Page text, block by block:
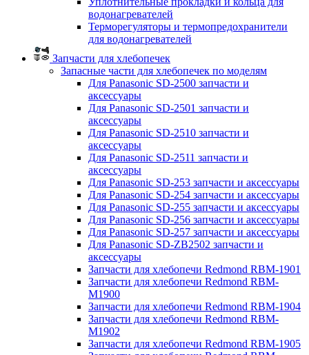
водонагревателей
Терморегуляторы и термопредохранители
для водонагревателей
Запчасти для хлебопечек
Запасные части для хлебопечек по моделям
Для Panasonic SD-2500 запчасти и
аксессуары
Для Panasonic SD-2501 запчасти и
аксессуары
Для Panasonic SD-2510 запчасти и
аксессуары
Для Panasonic SD-2511 запчасти и
аксессуары
Для Panasonic SD-253 запчасти и аксессуары
Для Panasonic SD-254 запчасти и аксессуары
Для Panasonic SD-255 запчасти и аксессуары
Для Panasonic SD-256 запчасти и аксессуары
Для Panasonic SD-257 запчасти и аксессуары
Для Panasonic SD-ZB2502 запчасти и
аксессуары
Запчасти для хлебопечи Redmond RBM-1901
Запчасти для хлебопечи Redmond RBM-
M1900
Запчасти для хлебопечи Redmond RBM-1904
Запчасти для хлебопечи Redmond RBM-
M1902
Запчасти для хлебопечи Redmond RBM-1905